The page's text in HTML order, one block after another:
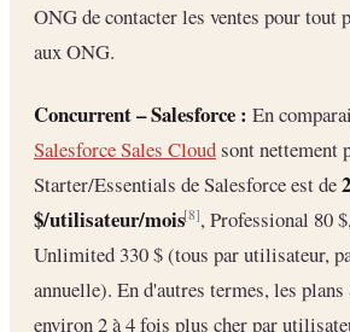
ONG de contacter les ventes pour tout
aux ONG.
Concurrent – Salesforce : En
Salesforce Sales Cloudsont nettement
Starter/Essentials de Salesforce est de
$/utilisateur/mois[8], Professional 80
Unlimited 330 $ (tous par utilisateur,
annuelle). En d'autres termes, les
environ 2 à 4 fois plus cher par